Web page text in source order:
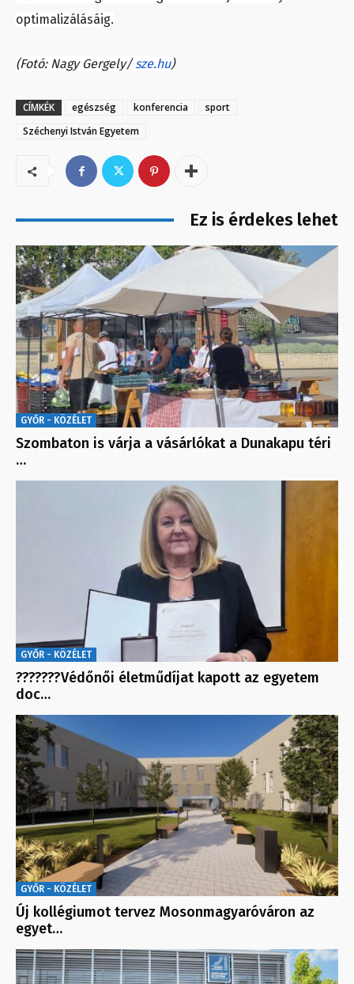
optimalizálásáig.
(Fotó: Nagy Gergely/sze.hu)
CÍMKÉK egészség konferencia
sport
Széchenyi István Egyetem
Ez is érdekes lehet
GYŐR - KÖZÉLET
Szombaton is várja a vásárlókat a Dunakapu téri
…
GYŐR - KÖZÉLET
???????Védőnői életműdíjat kapott az egyetem
doc…
GYŐR - KÖZÉLET
Új kollégiumot tervez Mosonmagyaróváron az
egyet…